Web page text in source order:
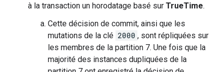
à la transaction un horodatage basé sur TrueTime.
Cette décision de commit, ainsi que les
mutations de la clé 2000 , sont répliquées sur
les membres de la partition 7. Une fois que la
majorité des instances dupliquées de la